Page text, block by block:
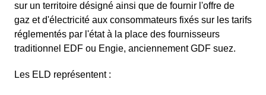
sur un territoire désigné ainsi que de fournir l'offre de
gaz et d'électricité aux consommateurs fixés sur les tarifs
réglementés par l'état à la place des fournisseurs
traditionnel EDF ou Engie, anciennement GDF suez.
Les ELD représentent :